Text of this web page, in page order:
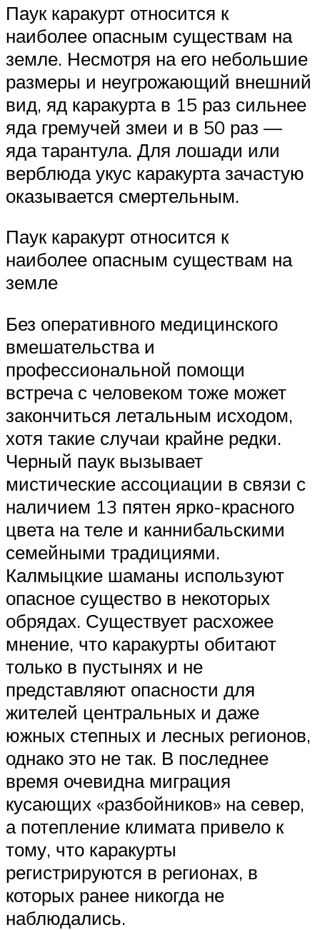
Паук каракурт относится к
наиболее опасным существам на
земле. Несмотря на его небольшие
размеры и неугрожающий внешний
вид, яд каракурта в 15 раз сильнее
яда гремучей змеи и в 50 раз —
яда тарантула. Для лошади или
верблюда укус каракурта зачастую
оказывается смертельным.
Паук каракурт относится к
наиболее опасным существам на
земле
Без оперативного медицинского
вмешательства и
профессиональной помощи
встреча с человеком тоже может
закончиться летальным исходом,
хотя такие случаи крайне редки.
Черный паук вызывает
мистические ассоциации в связи с
наличием 13 пятен ярко-красного
цвета на теле и каннибальскими
семейными традициями.
Калмыцкие шаманы используют
опасное существо в некоторых
обрядах. Существует расхожее
мнение, что каракурты обитают
только в пустынях и не
представляют опасности для
жителей центральных и даже
южных степных и лесных регионов,
однако это не так. В последнее
время очевидна миграция
кусающих «разбойников» на север,
а потепление климата привело к
тому, что каракурты
регистрируются в регионах, в
которых ранее никогда не
наблюдались.